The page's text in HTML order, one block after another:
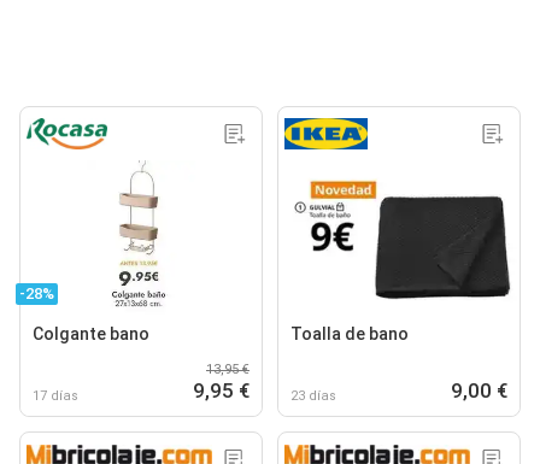
-28%
Colgante bano
17 días
13,95 €
9,95 €
Toalla de bano
23 días 9,00 €